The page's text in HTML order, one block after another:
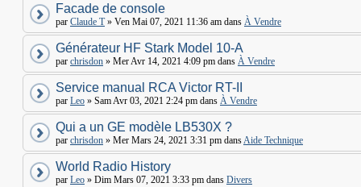
Facade de console
par Claude T» Ven Mai 07, 2021 11:36 am dans À Vendre
Générateur HF Stark Model 10-A
par chrisdon » Mer Avr 14, 2021 4:09 pm dans À Vendre
Service manual RCA Victor RT-II
par Leo » Sam Avr 03, 2021 2:24 pm dans À Vendre
Qui a un GE modèle LB530X ?
par chrisdon » Mer Mars 24, 2021 3:31 pm dansAide Technique
World Radio History
par Leo » Dim Mars 07, 2021 3:33 pm dans Divers